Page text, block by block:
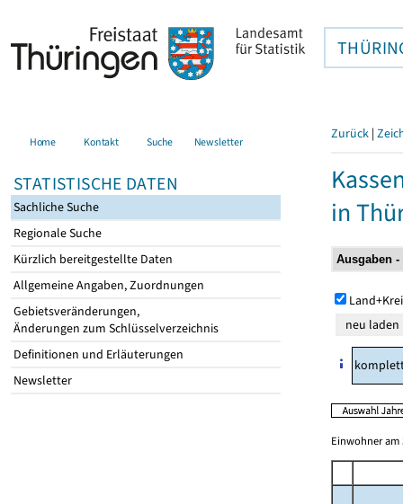
Home Kontakt Suche Newsletter
STATISTISCHE DATEN
Sachliche Suche
Regionale Suche
Kürzlich bereitgestellte Daten
Allgemeine Angaben, Zuordnungen
Gebietsveränderungen,
Änderungen zum Schlüsselverzeichnis
Definitionen und Erläuterungen
Newsletter
Zurück |
in
Einwohner am